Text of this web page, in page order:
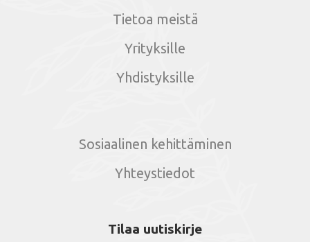
Tietoa meistä
Yrityksille
Yhdistyksille
Sosiaalinen kehittäminen
Yhteystiedot
Tilaa uutiskirje